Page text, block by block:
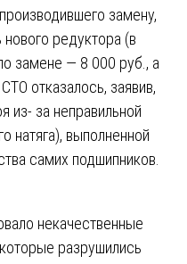
замену,
редуктора (в
замене — 8 000 руб., а
отказалось, заявив,
из- за неправильной
натяга), выполненной
самих подшипников.
некачественные
разрушились